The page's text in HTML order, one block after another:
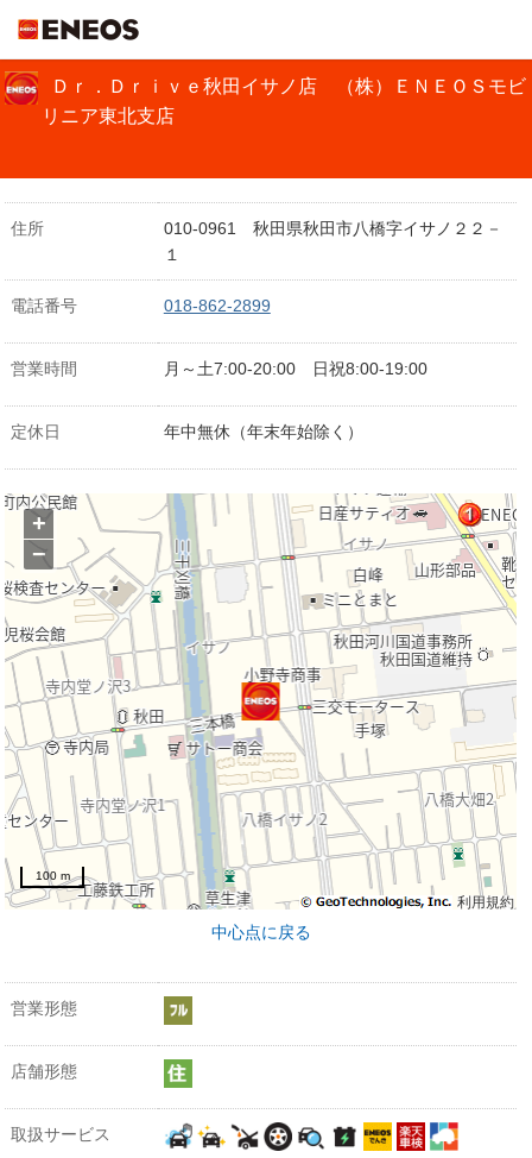
Ｄｒ．Ｄｒｉｖｅ秋田イサノ店 （株）ＥＮＥＯＳモビ
リニア東北支店
住所
010-0961 秋田県秋田市八橋字イサノ２２－
１
電話番号 018-862-2899
営業時間 月～土7:00-20:00 日祝8:00-19:00
定休日 年中無休（年末年始除く）
利用規約
+
−
100 m
中心点に戻る
営業形態
店舗形態
取扱サービス